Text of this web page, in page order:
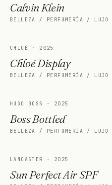
Calvin Klein
BELLEZA / PERFUMERÍA / LUJO
CHLOÉ · 2025
Chloé Display
BELLEZA / PERFUMERÍA / LUJO
HUGO BOSS · 2025
Boss Bottled
BELLEZA / PERFUMERÍA / LUJO
LANCASTER · 2025
Sun Perfect Air SPF